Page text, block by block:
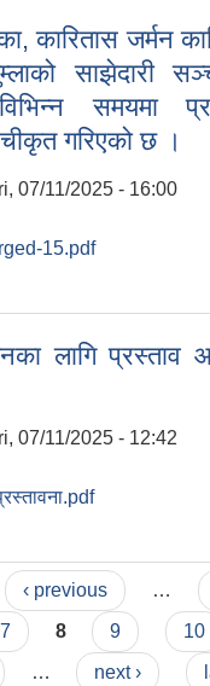
कारितास जर्मन
साझेदारी
समयमा
गरिएको छ ।
07/11/2025 - 16:00
15.pdf
छ ।लागि प्रस्ताव
07/11/2025 - 12:42
‹ previous …
7 8 9 10
… next ›